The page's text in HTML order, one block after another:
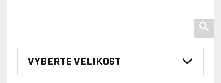
VYBERTE VELIKOST